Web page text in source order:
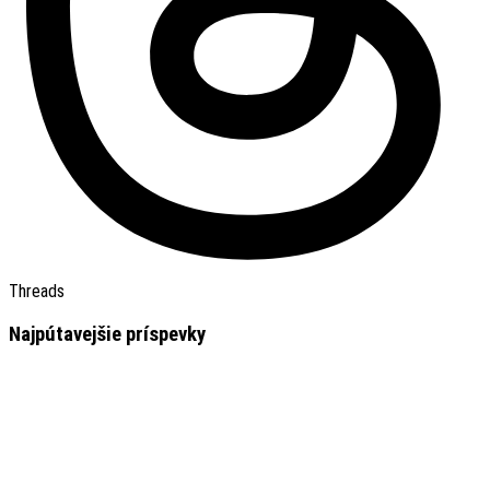
Threads
Najpútavejšie príspevky